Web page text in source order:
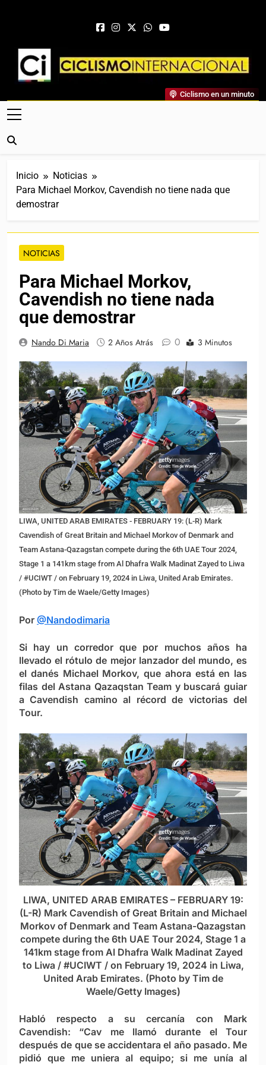
Ciclismo Internacional
Web Dedicada Al Ciclismo Mundial. Entrevistas, Análisis,
Crónicas, Previas Y Más. La Web Ciclista De Referencia.
Ciclismo en un minuto
Inicio
Noticias
Para Michael Morkov, Cavendish no tiene nada que
demostrar
NOTICIAS
Para Michael Morkov,
Cavendish no tiene nada
que demostrar
Nando Di Maria 2 Años Atrás 0 3 Minutos
LIWA, UNITED ARAB EMIRATES - FEBRUARY 19: (L-R) Mark
Cavendish of Great Britain and Michael Morkov of Denmark and
Team Astana-Qazagstan compete during the 6th UAE Tour 2024,
Stage 1 a 141km stage from Al Dhafra Walk Madinat Zayed to Liwa
/ #UCIWT / on February 19, 2024 in Liwa, United Arab Emirates.
(Photo by Tim de Waele/Getty Images)
Por @Nandodimaria
Si hay un corredor que por muchos años ha
llevado el rótulo de mejor lanzador del mundo, es
el danés Michael Morkov, que ahora está en las
filas del Astana Qazaqstan Team y buscará guiar
a Cavendish camino al récord de victorias del
Tour.
LIWA, UNITED ARAB EMIRATES – FEBRUARY 19:
(L-R) Mark Cavendish of Great Britain and Michael
Morkov of Denmark and Team Astana-Qazagstan
compete during the 6th UAE Tour 2024, Stage 1 a
141km stage from Al Dhafra Walk Madinat Zayed
to Liwa / #UCIWT / on February 19, 2024 in Liwa,
United Arab Emirates. (Photo by Tim de
Waele/Getty Images)
Habló respecto a su cercanía con Mark
Cavendish: “Cav me llamó durante el Tour
después de que se accidentara el año pasado. Me
pidió que me uniera al equipo; si me unía al